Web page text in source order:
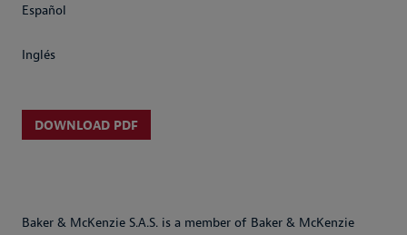
Español
Inglés
DOWNLOAD PDF
Baker & McKenzie S.A.S. is a member of Baker & McKenzie